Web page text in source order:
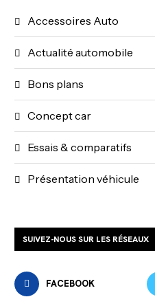
Accessoires Auto
Actualité automobile
Bons plans
Concept car
Essais & comparatifs
Présentation véhicule
SUIVEZ-NOUS SUR LES RÉSEAUX
FACEBOOK